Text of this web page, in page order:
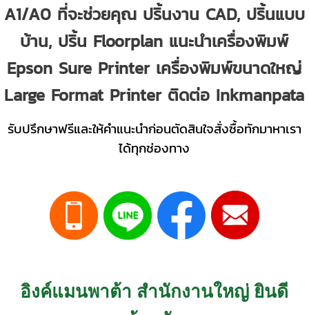
A1/A0 ที่จะช่วยคุณ ปริ้นงาน CAD, ปริ้นแบบ
บ้าน, ปริ้น Floorplan แนะนำเครื่องพิมพ์
Epson Sure Printer เครื่องพิมพ์ขนาดใหญ่
Large Format Printer ติดต่อ Inkmanpata
รับปรึกษาฟรีและให้คำแนะนำก่อนตัดสินใจสั่งซื้อทักมาหาเรา
ได้ทุกช่องทาง
อิงค์แมนพาต้า สำนักงานใหญ่ ยินดี